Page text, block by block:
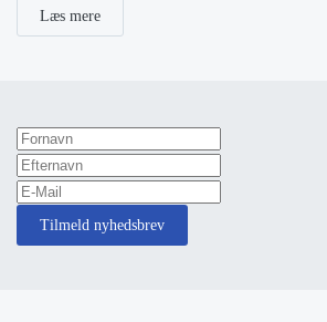
Læs mere
Tilmeld nyhedsbrev